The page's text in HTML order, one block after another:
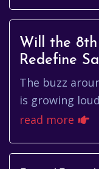
Will the 8th
Redefine
The buzz
is growing
anticipation
read more